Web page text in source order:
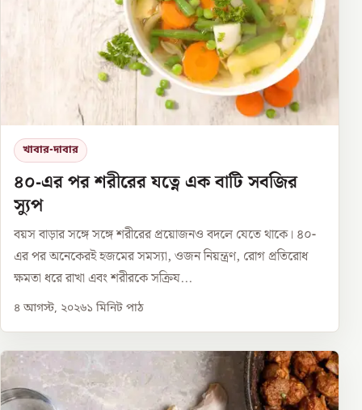
খাবার-দাবার
৪০-এর পর শরীরের যত্নে এক বাটি সবজির
স্যুপ
বয়স বাড়ার সঙ্গে সঙ্গে শরীরের প্রয়োজনও বদলে যেতে থাকে। ৪০-
এর পর অনেকেরই হজমের সমস্যা, ওজন নিয়ন্ত্রণ, রোগ প্রতিরোধ
ক্ষমতা ধরে রাখা এবং শরীরকে সক্রিয...
৪ আগস্ট, ২০২৬১ মিনিট পাঠ